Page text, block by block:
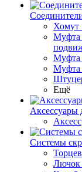
Хомут
Муфта
Муфта
Муфта
Ещё
Аксессуары
Системы
Лючок